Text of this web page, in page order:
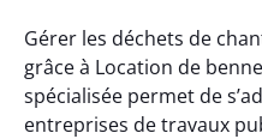
Gérer les déchets de
grâce à Location de
spécialisée permet de
entreprises de travaux